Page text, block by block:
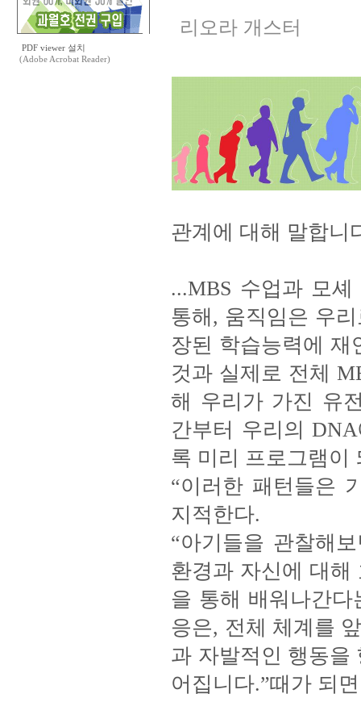
PDF viewer 설치
(Adobe Acrobat Reader)
리오라 개스터
관계에 대해 말합니
...MBS 수업과 모셰
통해, 움직임은 우
장된 학습능력에
것과 실제로 전체
해 우리가 가진 유
간부터 우리의
록 미리 프로그램이
“이러한 패턴들은
지적한다.
“아기들을 관찰해
환경과 자신에 대해
을 통해 배워나간
응은, 전체 체계를
과 자발적인 행동을
어집니다.”때가 되